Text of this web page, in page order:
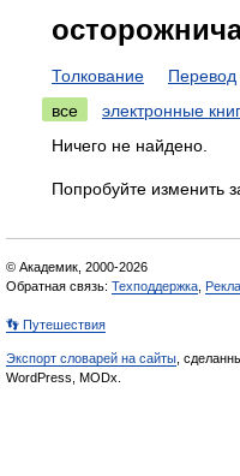
Толкование Перевод
все
электронные
Ничего не найдено.
Попробуйте изменить
© Академик, 2000-2026
Обратная связь: Техподдержка
👣 Путешествия
Экспорт словарей на сайты ,
WordPress, MODx.